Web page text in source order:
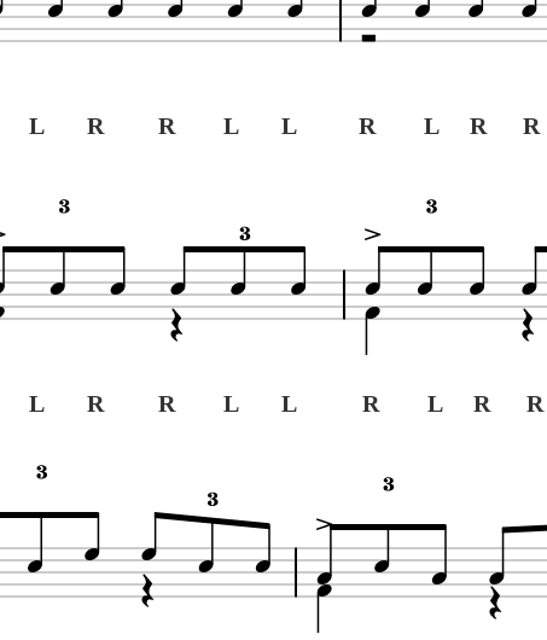
L R R L L
R L R
L R R L L
R L R